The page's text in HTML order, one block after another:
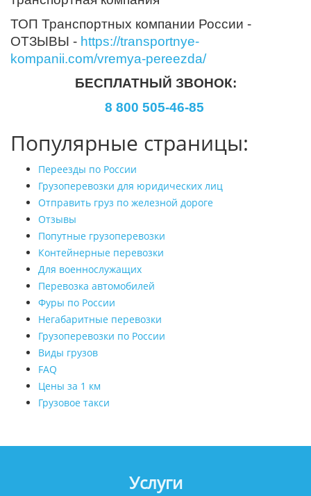
ТОП Транспортных компании России -
ОТЗЫВЫ - https://transportnye-
kompanii.com/vremya-pereezda/
БЕСПЛАТНЫЙ ЗВОНОК:
8 800 505-46-85
Популярные страницы:
Переезды по России
Грузоперевозки для юридических лиц
Отправить груз по железной дороге
Отзывы
Попутные грузоперевозки
Контейнерные перевозки
Для военнослужащих
Перевозка автомобилей
Фуры по России
Негабаритные перевозки
Грузоперевозки по России
Виды грузов
FAQ
Цены за 1 км
Грузовое такси
Услуги